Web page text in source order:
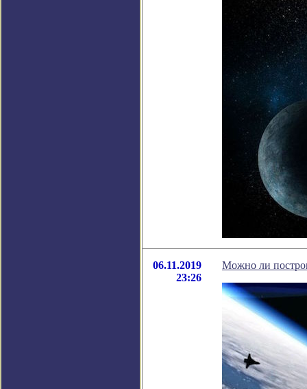
06.11.2019
23:26
Можно ли